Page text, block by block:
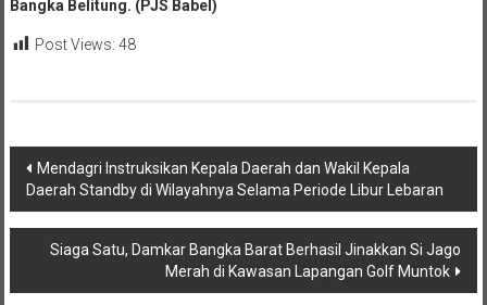
Bangka Belitung. (PJS Babel)
Post Views: 48
Navigasi
pos
Mendagri Instruksikan Kepala Daerah dan Wakil Kepala
Daerah Standby di Wilayahnya Selama Periode Libur Lebaran
Siaga Satu, Damkar Bangka Barat Berhasil Jinakkan Si Jago
Merah di Kawasan Lapangan Golf Muntok